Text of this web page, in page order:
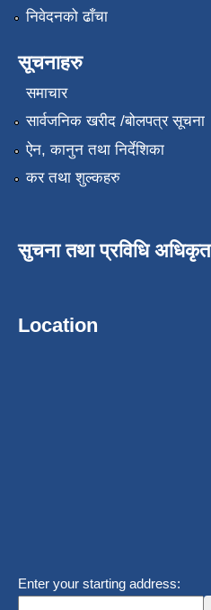
निवेदनको ढाँचा
सूचनाहरु
समाचार
सार्वजनिक खरीद /बोलपत्र सूचना
ऐन, कानुन तथा निर्देशिका
कर तथा शुल्कहरु
सुचना तथा प्रविधि अधिकृत
Location
Enter your starting address: